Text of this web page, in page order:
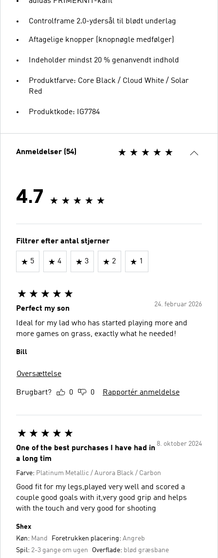
Controlframe 2.0-ydersål til blødt underlag
Aftagelige knopper (knopnøgle medfølger)
Indeholder mindst 20 % genanvendt indhold
Produktfarve: Core Black / Cloud White / Solar
Red
Produktkode: IG7784
Anmeldelser (54)
4.7
Filtrer efter antal stjerner
5 4 3 2 1
24. februar 2026
Perfect my son
Ideal for my lad who has started playing more and
more games on grass, exactly what he needed!
Bill
Oversættelse
Brugbart? 0 0 Rapportér anmeldelse
8. oktober 2024
One of the best purchases I have had in
a long tim
Farve: Platinum Metallic / Aurora Black / Carbon
Good fit for my legs,played very well and scored a
couple good goals with it,very good grip and helps
with the touch and very good for shooting
Shex
Køn: Mand Foretrukken placering: Angreb
Spil: 2-3 gange om ugen Overflade: blød græsbane